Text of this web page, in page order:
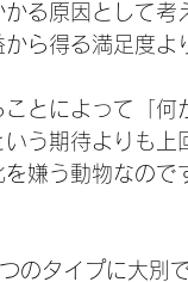
る原因として考
ら得る満足度
とによって「
う期待よりも上
嫌う動物なので
のタイプに大別